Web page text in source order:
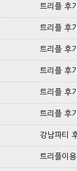
트리플 후
트리플 후
트리플 후
트리플 후
트리플 후
트리플 후
강남파티
트리플이